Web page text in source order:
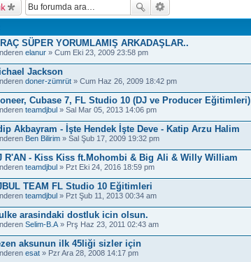
SÜPER YORUMLAMIŞ ARKADAŞLAR..
elanur » Cum Eki 23, 2009 23:58 pm
Jackson
doner-zümrüt » Cum Haz 26, 2009 18:42 pm
Cubase 7, FL Studio 10 (DJ ve Producer Eğitimleri)
teamdjbul » Sal Mar 05, 2013 14:06 pm
Akbayram - İşte Hendek İşte Deve - Katip Arzu Halim
Ben Bilirim » Sal Şub 17, 2009 19:32 pm
R'AN - Kiss Kiss ft.Mohombi & Big Ali & Willy William
teamdjbul » Pzt Eki 24, 2016 18:59 pm
TEAM FL Studio 10 Eğitimleri
teamdjbul » Pzt Şub 11, 2013 00:34 am
arasindaki dostluk icin olsun.
Selim-B.A » Prş Haz 23, 2011 02:43 am
aksunun ilk 45liği sizler için
esat » Pzr Ara 28, 2008 14:17 pm